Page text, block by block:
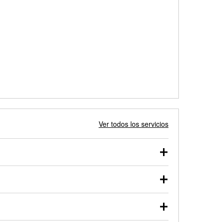
Ver todos los servicios
probarse dentro o fuera del vehículo y cargarse en
de nuestros profesionales te ayudará a encontrar
en el estacionamiento, o desmonta el